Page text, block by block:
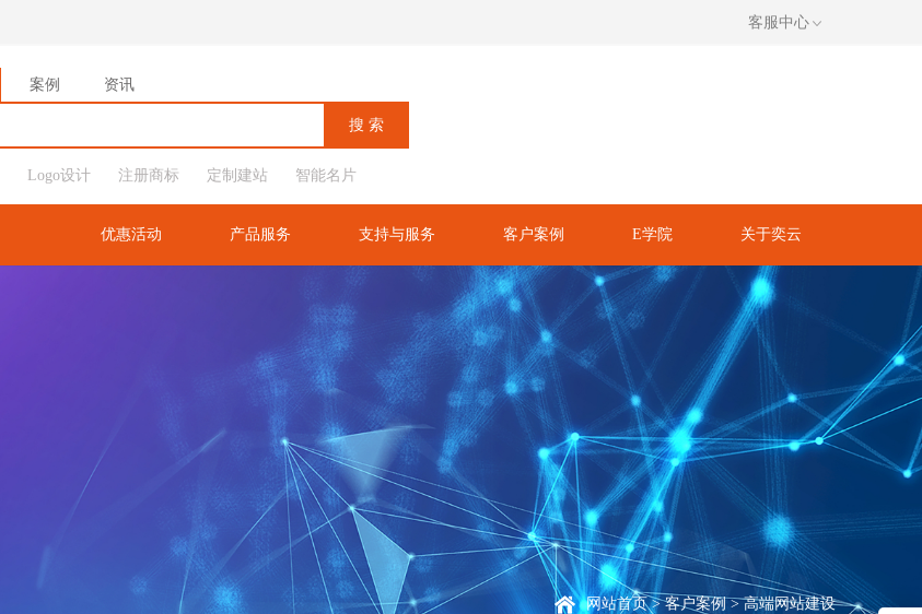
客服中心
案例 资讯
Logo设计 注册商标 定制建站 智能名片
优惠活动 产品服务 支持与服务 客户案例 E学院 关于奕云
网站首页>客户案例> 高端网站建设